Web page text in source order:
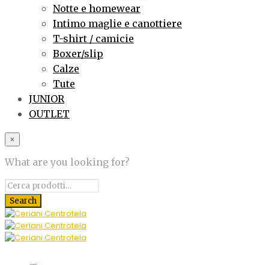
Notte e homewear
Intimo maglie e canottiere
T-shirt / camicie
Boxer/slip
Calze
Tute
JUNIOR
OUTLET
×
What are you looking for?